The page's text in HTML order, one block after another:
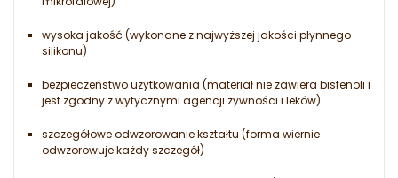
wysoka jakość (wykonane z najwyższej jakości płynnego
silikonu)
bezpieczeństwo użytkowania (materiał nie zawiera bisfenoli i
jest zgodny z wytycznymi agencji żywności i leków)
szczegółowe odwzorowanie kształtu (forma wiernie
odwzorowuje każdy szczegół)